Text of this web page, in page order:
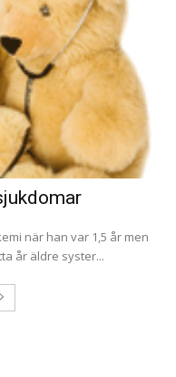
när han var 1,5 år men
år äldre syster...